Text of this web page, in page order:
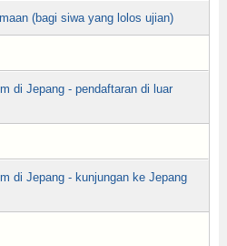
(bagi siwa yang lolos ujian)
di Jepang - pendaftaran di luar
di Jepang - kunjungan ke Jepang